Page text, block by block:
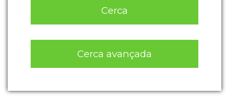
Cerca
Cerca avançada